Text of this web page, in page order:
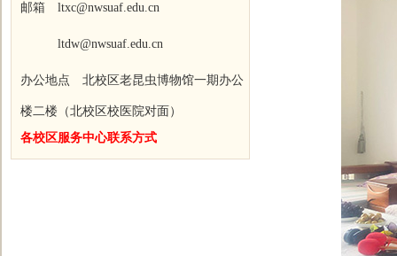
邮箱 ltxc@nwsuaf.edu.cn
ltdw@nwsuaf.edu.cn
办公地点 北校区老昆虫博物馆一期办公
楼二楼（北校区校医院对面）
各校区服务中心联系方式